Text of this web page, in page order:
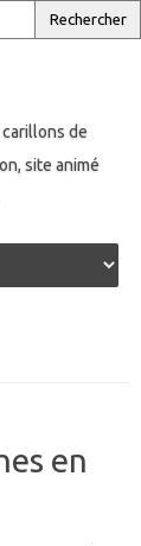
de
site animé
en